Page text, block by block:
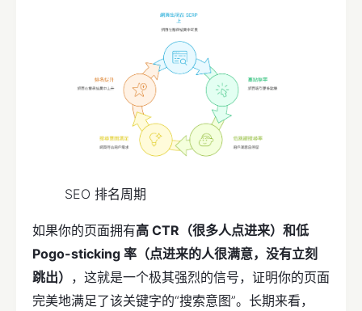
SEO 排名周期
如果你的页面拥有高 CTR（很多人点进来）和低
Pogo-sticking 率（点进来的人很满意，没有立刻
跳出） ，这就是一个极其强烈的信号，证明你的页面
完美地满足了该关键字的“搜索意图”。长期来看，